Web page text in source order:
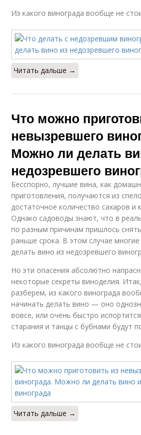
Из какого винограда вообще не
Читать дальше →
Что можно
невызревшего
Можно ли делать
недозревшего
Бесспорно, лучшие вина, как
приготовления, получаются из
достаточное количество сахаров и
Однако садоводы знают, что в
по разным причинам пришлось
раньше срока. В этом случае
делать вино из недозревшего
Но эти опасения абсолютно
некоторые секреты виноделия.
разберем, из какого винограда
начинать делать вино — оно
вовсе, или очень быстро
старания и танцы с бубнами будут
Из какого винограда вообще не
Читать дальше →